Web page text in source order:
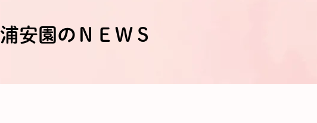
浦安園のＮＥＷＳ